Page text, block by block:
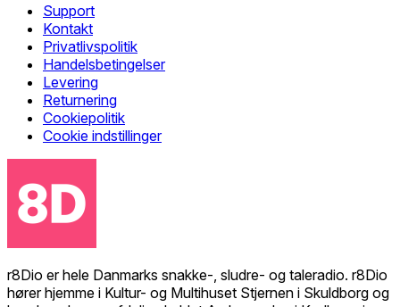
Support
Kontakt
Privatlivspolitik
Handelsbetingelser
Levering
Returnering
Cookiepolitik
Cookie indstillinger
r8Dio er hele Danmarks snakke-, sludre- og taleradio. r8Dio
hører hjemme i Kultur- og Multihuset Stjernen i Skuldborg og